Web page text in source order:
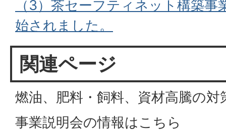
（3）茶セーフティネット構築
始されました。
関連ページ
燃油、肥料・飼料、資材高騰の
事業説明会の情報はこちら